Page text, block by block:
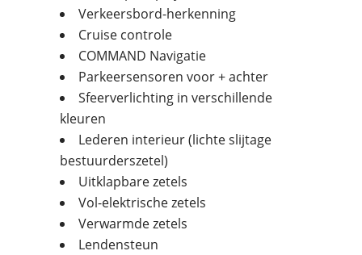
Verkeersbord-herkenning
Cruise controle
COMMAND Navigatie
Parkeersensoren voor + achter
Sfeerverlichting in verschillende
kleuren
Lederen interieur (lichte slijtage
bestuurderszetel)
Uitklapbare zetels
Vol-elektrische zetels
Verwarmde zetels
Lendensteun